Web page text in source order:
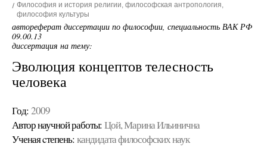
Философия и история религии, философская антропология,
философия культуры
автореферат диссертации по философии, специальность ВАК РФ
09.00.13
диссертация на тему:
Эволюция концептов телесность
человека
Год: 2009
Автор научной работы: Цой, Марина Ильинична
Ученая cтепень: кандидата философских наук